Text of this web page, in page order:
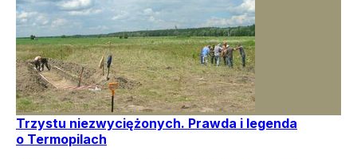
Trzystu niezwyciężonych. Prawda i legenda
o Termopilach